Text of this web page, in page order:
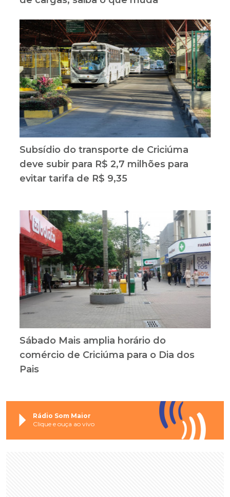
Subsídio do transporte de Criciúma
deve subir para R$ 2,7 milhões para
evitar tarifa de R$ 9,35
Sábado Mais amplia horário do
comércio de Criciúma para o Dia dos
Pais
Rádio Som Maior
Clique e ouça ao vivo